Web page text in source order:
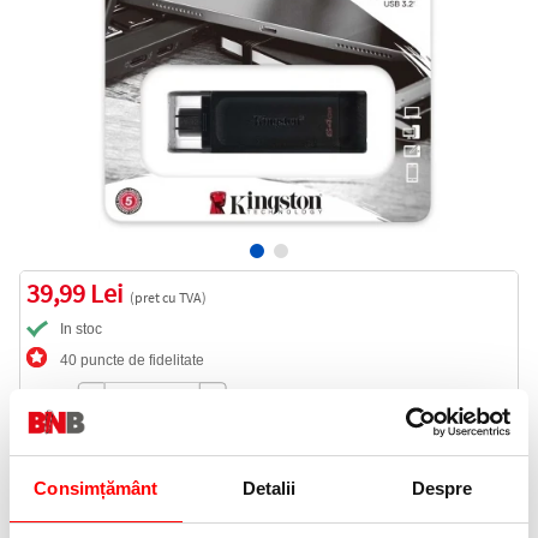
Consimțământ Detalii Despre
39,99 Lei (pret cu TVA)
In stoc
40 puncte de fidelitate
Cod produs:
Informatii livrare